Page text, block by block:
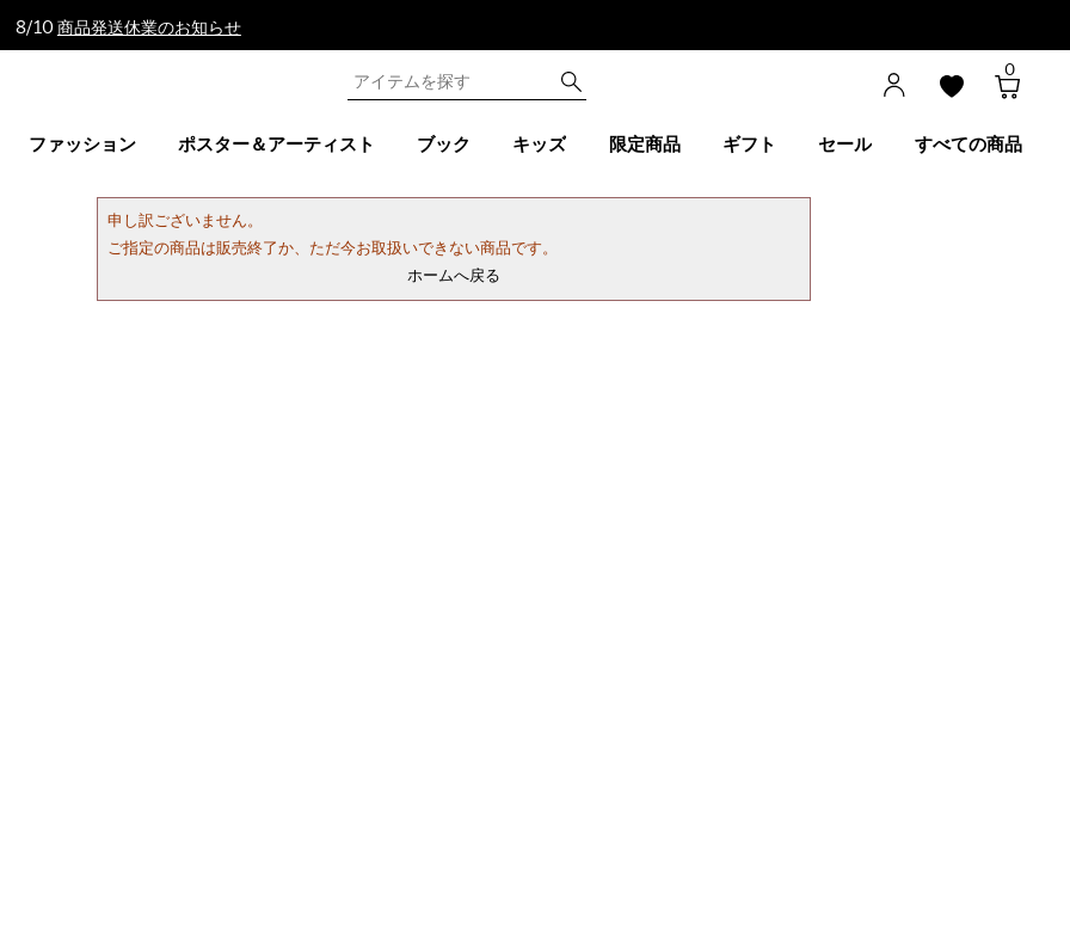
8/10 商品発送休業のお知らせ
0
ファッション ポスター＆アーティスト ブック キッズ 限定商品 ギフト セール すべての商品
申し訳ございません。
ご指定の商品は販売終了か、ただ今お取扱いできない商品です。
ホームへ戻る